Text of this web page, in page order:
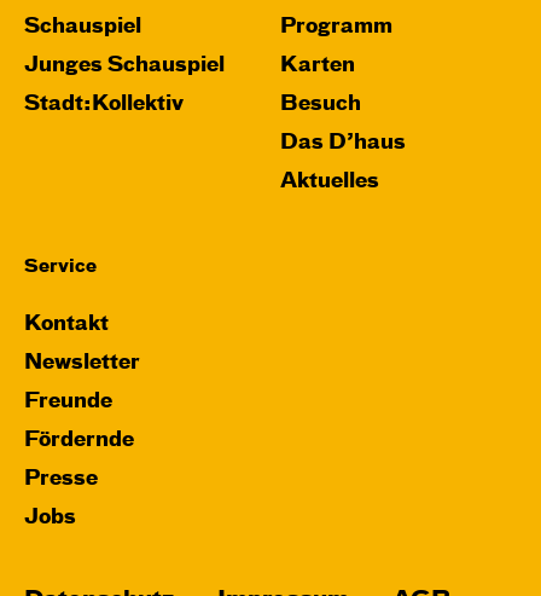
Schauspiel
Junges Schauspiel
Stadt:Kollektiv
Programm
Karten
Besuch
Das D’haus
Aktuelles
Service
Kontakt
Newsletter
Freunde
Fördernde
Presse
Jobs